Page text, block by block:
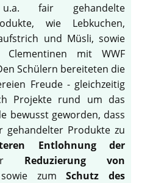
u.a. fair gehandelte
wie Lebkuchen,
und Müsli, sowie
Clementinen mit WWF
Schülern bereiteten die
Freude - gleichzeitig
Projekte rund um das
bewusst geworden, dass
gehandelter Produkte zu
Entlohnung der
Reduzierung von
zumSchutz des